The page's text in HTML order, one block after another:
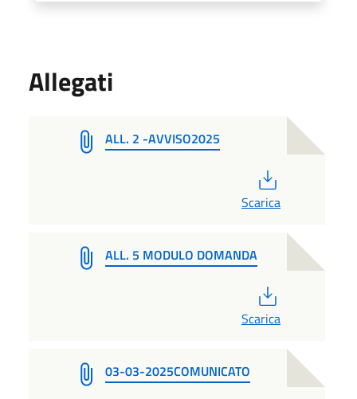
Allegati
ALL. 2 -AVVISO2025
Scarica
ALL. 5 MODULO DOMANDA
Scarica
03-03-2025COMUNICATO